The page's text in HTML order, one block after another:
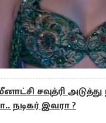
சவுத்ரி
நடிகர் இவரா ?